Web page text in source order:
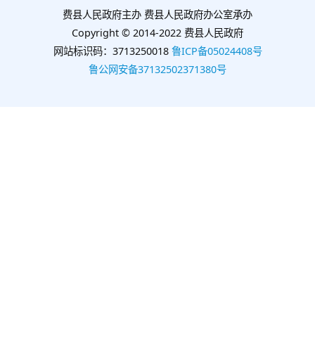
费县人民政府主办 费县人民政府办公室承办
Copyright © 2014-2022 费县人民政府
网站标识码：3713250018 鲁ICP备05024408号
鲁公网安备37132502371380号